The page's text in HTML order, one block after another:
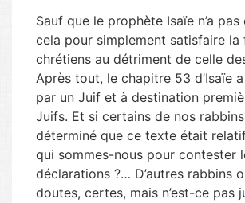
Sauf que le prophète Isaïe n’a
cela pour simplement satisfaire la
chrétiens au détriment de celle
Après tout, le chapitre 53 d’Isaïe
par un Juif et à destination
Juifs. Et si certains de nos
déterminé que ce texte était
qui sommes-nous pour contester
déclarations ?… D’autres rabbins
doutes, certes, mais n’est-ce pas